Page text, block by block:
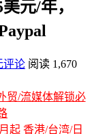
元/年，
评论 阅读 1,670
贸/流媒体解锁必
起 香港/台湾/日